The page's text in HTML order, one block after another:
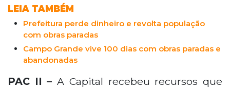
LEIA TAMBÉM
Prefeitura perde dinheiro e revolta população
com obras paradas
Campo Grande vive 100 dias com obras paradas e
abandonadas
PAC II – A Capital recebeu recursos que